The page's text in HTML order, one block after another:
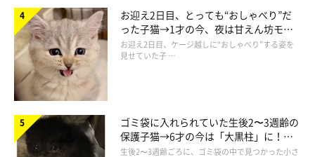
お迎え2日目、とっても“おしゃべり”だ
った子猫→1才の今、夜は甘えん坊モー
ドになるコに成長！
お迎え2日目、ケージ越しに“おしゃべり”する姿を
見せていた子 …
ゴミ袋に入れられていた生後2〜3週齢の
保護子猫→6才の今は「大黒柱」に！
美しい黒猫に成長した姿にグッとくる
生後2〜3週齢ごろに、ゴミ袋の中で見つかった小さ